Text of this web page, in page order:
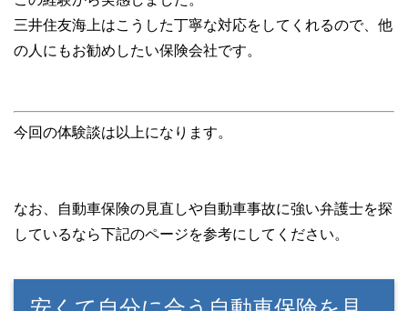
三井住友海上はこうした丁寧な対応をしてくれるので、他
の人にもお勧めしたい保険会社です。
今回の体験談は以上になります。
なお、自動車保険の見直しや自動車事故に強い弁護士を探
しているなら下記のページを参考にしてください。